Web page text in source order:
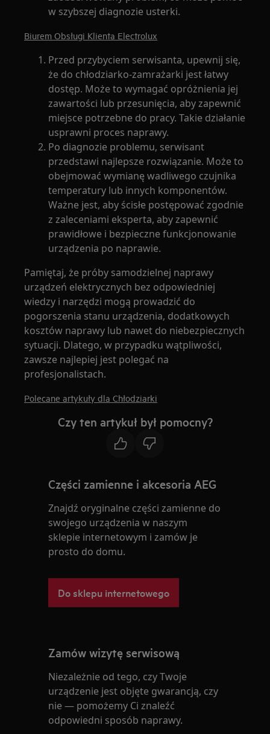
w szybszej diagnozie usterki.
Biurem Obsługi Klienta Electrolux
Przed przybyciem serwisanta, upewnij się,
że do chłodziarko-zamrażarki jest łatwy
dostęp. Może to wymagać opróżnienia jej
zawartości lub przesunięcia, aby zapewnić
miejsce potrzebne do pracy. Takie działanie
usprawni proces naprawy.
Po diagnozie problemu, serwisant
przedstawi najlepsze rozwiązanie. Może to
obejmować wymianę wadliwego czujnika
temperatury lub innych komponentów.
Ważne jest, aby ścisłe postępować zgodnie
z zaleceniami eksperta, aby zapewnić
prawidłowe i bezpieczne funkcjonowanie
urządzenia po naprawie.
Pamiętaj, że próby samodzielnej naprawy
urządzeń elektrycznych bez odpowiedniej
wiedzy i narzędzi mogą prowadzić do
pogorszenia stanu urządzenia, dodatkowych
kosztów naprawy lub nawet do niebezpiecznych
sytuacji. Dlatego, w przypadku wątpliwości,
zawsze najlepiej jest polegać na
profesjonalistach.
Polecane artykuły dla Chłodziarki
Czy ten artykuł był pomocny?
Części zamienne i akcesoria AEG
Znajdź oryginalne części zamienne do
swojego urządzenia w naszym
sklepie internetowym i zamów je
prosto do domu.
Do sklepu internetowego
Zamów wizytę serwisową
Niezależnie od tego, czy Twoje
urządzenie jest objęte gwarancją, czy
nie — pomożemy Ci znaleźć
odpowiedni sposób naprawy.